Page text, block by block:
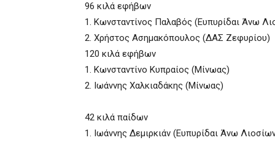
96 κιλά εφήβων
1. Κωνσταντίνος Παλαβός (Ευπυρίδαι Άνω
2. Χρήστος Ασημακόπουλος (ΔΑΣ Ζεφυρίου)
120 κιλά εφήβων
1. Κωνσταντίνο Κυπραίος (Μίνωας)
2. Ιωάννης Χαλκιαδάκης (Μίνωας)
42 κιλά παίδων
1. Ιωάννης Δεμιρκιάν (Ευπυρίδαι Άνω